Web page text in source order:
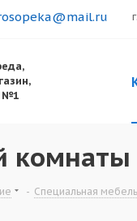
№1
- Специальная